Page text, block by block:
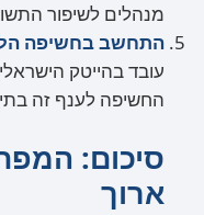
מנהלים לשיפור
התחשב בחשיפה
עובד בהייטק
החשיפה לענף זה
סיכום:
ארוך